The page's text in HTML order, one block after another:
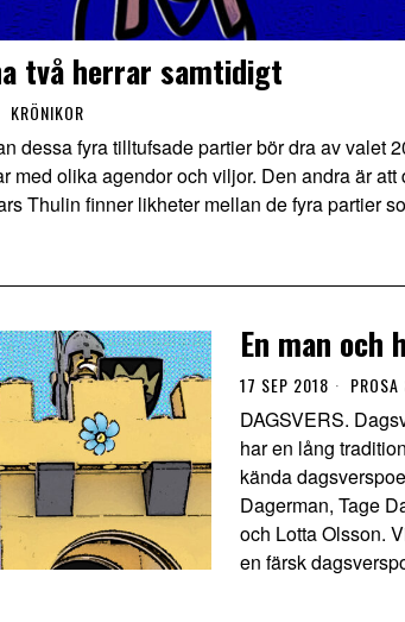
två herrar samtidigt
KRÖNIKOR
dessa fyra tilltufsade partier bör dra av valet
med olika agendor och viljor. Den andra är att
Thulin finner likheter mellan de fyra partier
En man och
17 SEP 2018
DAGSVERS.
har en lång
kända
Dagerman, Tage
och Lotta Olsson.
en färsk